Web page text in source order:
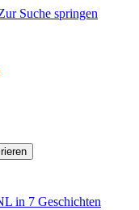
Suche springen
in 7 Geschichten